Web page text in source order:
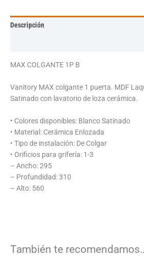
Descripción
MAX COLGANTE 1P B
Vanitory MAX colgante 1 puerta. MDF
Satinado con lavatorio de loza cerámica.
• Colores disponibles: Blanco Satinado
• Material: Cerámica Enlozada
• Tipo de instalación: De Colgar
• Orificios para grifería: 1-3
– Ancho: 295
– Profundidad: 310
– Alto: 560
También te